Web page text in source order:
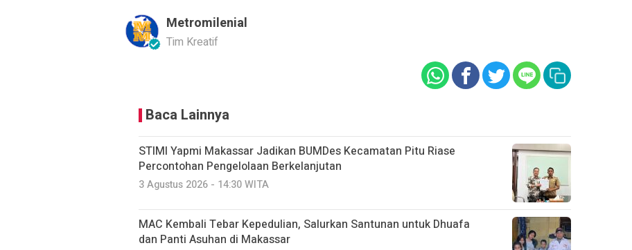
Metromilenial
Tim Kreatif
Baca Lainnya
STIMI Yapmi Makassar Jadikan BUMDes Kecamatan Pitu Riase
Percontohan Pengelolaan Berkelanjutan
3 Agustus 2026 - 14:30 WITA
MAC Kembali Tebar Kepedulian, Salurkan Santunan untuk Dhuafa
dan Panti Asuhan di Makassar